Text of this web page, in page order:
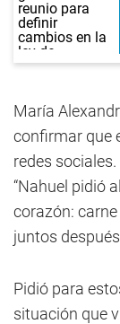
María
confirmar que
redes
“Nahuel pidió
corazón:
juntos
Pidió para
situación que